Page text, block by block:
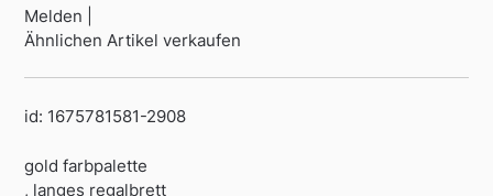
Melden |
Ähnlichen Artikel verkaufen
id: 1675781581-2908
gold farbpalette
, langes regalbrett